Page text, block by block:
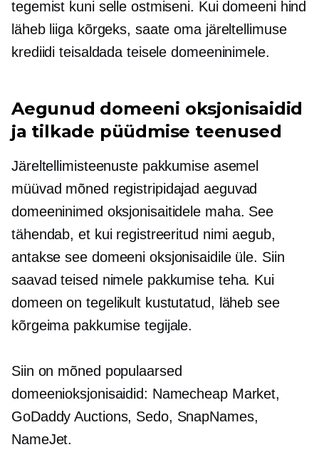
tegemist kuni selle ostmiseni. Kui domeeni hind
läheb liiga kõrgeks, saate oma järeltellimuse
krediidi teisaldada teisele domeeninimele.
Aegunud domeeni oksjonisaidid
ja tilkade püüdmise teenused
Järeltellimisteenuste pakkumise asemel
müüvad mõned registripidajad aeguvad
domeeninimed oksjonisaitidele maha. See
tähendab, et kui registreeritud nimi aegub,
antakse see domeeni oksjonisaidile üle. Siin
saavad teised nimele pakkumise teha. Kui
domeen on tegelikult kustutatud, läheb see
kõrgeima pakkumise tegijale.
Siin on mõned populaarsed
domeenioksjonisaidid: Namecheap Market,
GoDaddy Auctions, Sedo, SnapNames,
NameJet.